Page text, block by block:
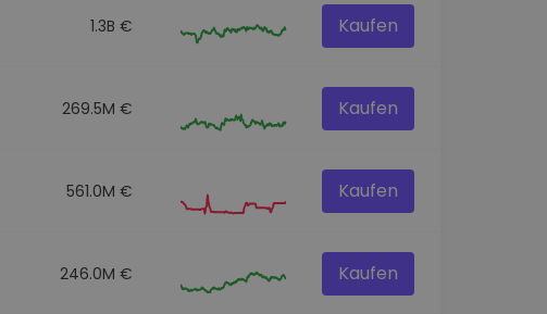
1.3B € Kaufen
269.5M € Kaufen
561.0M € Kaufen
246.0M € Kaufen